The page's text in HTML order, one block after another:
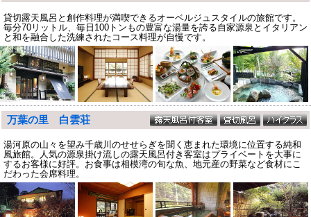
貸切露天風呂と創作料理が満喫できるオーベルジュスタイルの旅館です。
毎分70リットル、毎日100トンもの豊富な湯量を誇る自家源泉とイタリアン
と和を融合した洗練されたコース料理が自慢です。
万葉の里 白雲荘
湯河原の山々を望み千歳川のせせらぎを聞く恵まれた環境に位置する純和
風旅館。人気の源泉掛け流しの露天風呂付き客室はプライベートを大事に
するお客様に好評。お食事は相模湾の旬な魚、地元産の野菜など食材にこ
だわった会席料理。